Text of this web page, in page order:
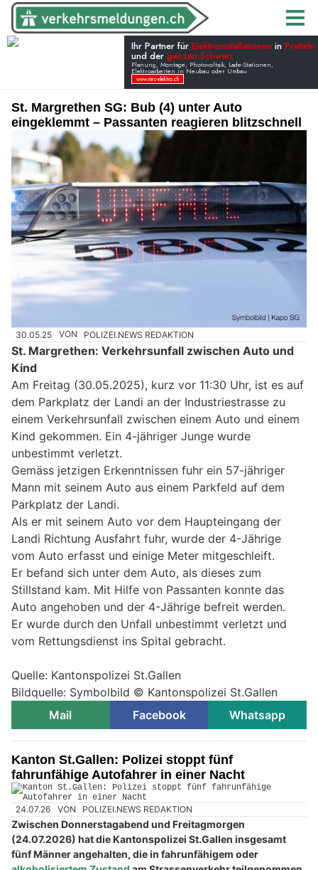
St. Margrethen SG: Bub (4) unter Auto
eingeklemmt – Passanten reagieren blitzschnell
30.05.25 VON POLIZEI.NEWS REDAKTION
St. Margrethen: Verkehrsunfall zwischen Auto und
Kind
Am Freitag (30.05.2025), kurz vor 11:30 Uhr, ist es auf
dem Parkplatz der Landi an der Industriestrasse zu
einem Verkehrsunfall zwischen einem Auto und einem
Kind gekommen. Ein 4-jähriger Junge wurde
unbestimmt verletzt.
Gemäss jetzigen Erkenntnissen fuhr ein 57-jähriger
Mann mit seinem Auto aus einem Parkfeld auf dem
Parkplatz der Landi.
Als er mit seinem Auto vor dem Haupteingang der
Landi Richtung Ausfahrt fuhr, wurde der 4-Jährige
vom Auto erfasst und einige Meter mitgeschleift.
Er befand sich unter dem Auto, als dieses zum
Stillstand kam. Mit Hilfe von Passanten konnte das
Auto angehoben und der 4-Jährige befreit werden.
Er wurde durch den Unfall unbestimmt verletzt und
vom Rettungsdienst ins Spital gebracht.
Quelle: Kantonspolizei St.Gallen
Bildquelle: Symbolbild © Kantonspolizei St.Gallen
Mail
Facebook Whatsapp
Kanton St.Gallen: Polizei stoppt fünf
fahrunfähige Autofahrer in einer Nacht
24.07.26 VON POLIZEI.NEWS REDAKTION
Zwischen Donnerstagabend und Freitagmorgen
(24.07.2026) hat die Kantonspolizei St.Gallen insgesamt
fünf Männer angehalten, die in fahrunfähigem oder